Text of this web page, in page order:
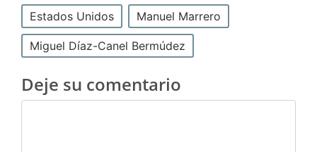
Estados Unidos Manuel Marrero
Miguel Díaz-Canel Bermúdez
Deje su comentario